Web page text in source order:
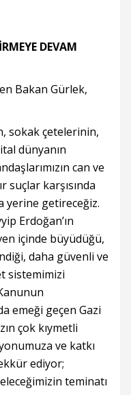
DEVAM
Bakan Gürlek,
sokak çetelerinin,
dünyanın
can ve
suçlar karşısında
yerine getireceğiz.
Erdoğan’ın
içinde büyüdüğü,
daha güvenli ve
sistemimizi
emeği geçen Gazi
çok kıymetli
ve katkı
ediyor;
teminatı